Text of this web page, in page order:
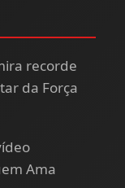
recorde
da Força
Ama